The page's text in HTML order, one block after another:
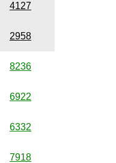
4127
2958
8236
6922
6332
7918